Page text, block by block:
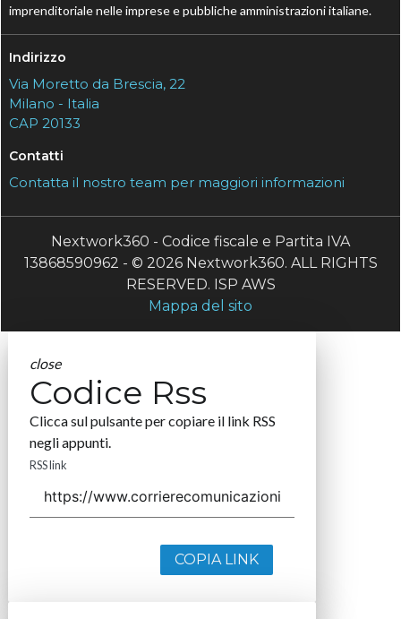
imprenditoriale nelle imprese e pubbliche amministrazioni italiane.
Indirizzo
Via Moretto da Brescia, 22
Milano - Italia
CAP 20133
Contatti
Contatta il nostro team per maggiori informazioni
Nextwork360 - Codice fiscale e Partita IVA
13868590962 - © 2026 Nextwork360. ALL RIGHTS
RESERVED. ISP AWS
Mappa del sito
close
Codice Rss
Clicca sul pulsante per copiare il link RSS
negli appunti.
RSS link
COPIA LINK